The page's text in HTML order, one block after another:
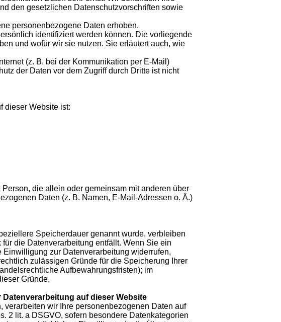
den gesetzlichen Datenschutzvorschriften sowie
personenbezogene Daten erhoben.
identifiziert werden können. Die vorliegende
und wofür wir sie nutzen. Sie erläutert auch, wie
(z. B. bei der Kommunikation per E-Mail)
der Daten vor dem Zugriff durch Dritte ist nicht
dieser Website ist:
die allein oder gemeinsam mit anderen über
Daten (z. B. Namen, E-Mail-Adressen o. Ä.)
Speicherdauer genannt wurde, verbleiben
die Datenverarbeitung entfällt. Wenn Sie ein
zur Datenverarbeitung widerrufen,
zulässigen Gründe für die Speicherung Ihrer
Aufbewahrungsfristen); im
Gründe.
auf dieser Website
wir Ihre personenbezogenen Daten auf
2 lit. a DSGVO, sofern besondere Datenkategorien